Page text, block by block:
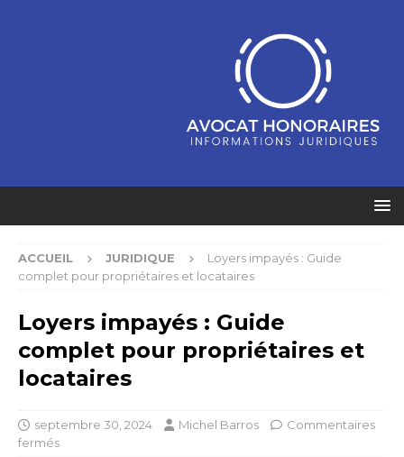
ACCUEIL JURIDIQUE
Loyers impayés : Guide
complet pour propriétaires et locataires
Loyers impayés : Guide
complet pour propriétaires et
locataires
septembre 30, 2024 Michel Barros
Commentaires
fermés